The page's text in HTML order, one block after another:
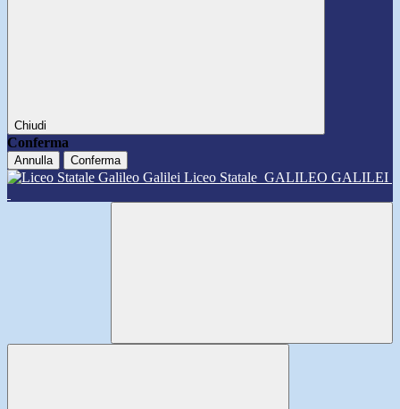
Chiudi
Conferma
Annulla Conferma
Liceo Statale GALILEO GALILEI